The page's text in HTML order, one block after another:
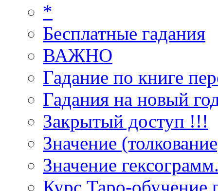
*
Бесплатные гадания
ВАЖНО
Гадание по книге
Гадания на новый
Закрытый доступ !!!
Значение
Значение
Курс Таро-обучение